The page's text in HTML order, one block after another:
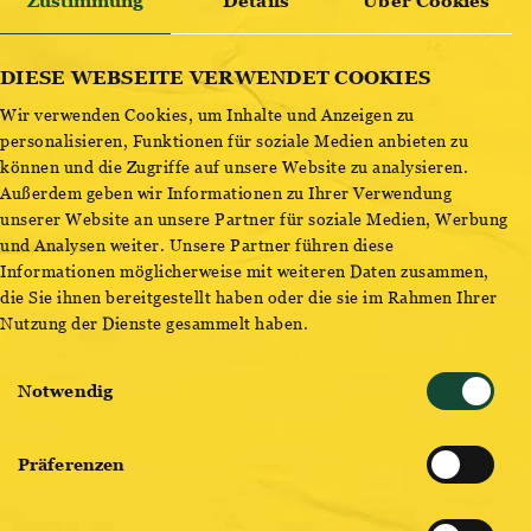
Wer kämpft sich so stark durch Hopfen und Malz? Es ist unser
unsere besten Kunden, drehen sie Jahr für Jahr gerne Extra-
Runden. Gebraut mit Liebe, Kreativität und klarer Orangen-
Note, ist das diesjährige Wiener Kindl Witbier der perfekte
Weihnachtsbote. Einfach war dieses Jahr für keinen, doch wir
sind stets für Sie auf unseren Beinen. So senden wir auch
dieses Jahr, eine besondere Bierspezialität, einfach
wunderbar.
DIESE WEBSEITE VERWENDET COOKIES
Wir verwenden Cookies, um Inhalte und Anzeigen zu
personalisieren, Funktionen für soziale Medien anbieten zu
können und die Zugriffe auf unsere Website zu analysieren.
Außerdem geben wir Informationen zu Ihrer Verwendung
unserer Website an unsere Partner für soziale Medien, Werbung
und Analysen weiter. Unsere Partner führen diese
Informationen möglicherweise mit weiteren Daten zusammen,
die Sie ihnen bereitgestellt haben oder die sie im Rahmen Ihrer
Nutzung der Dienste gesammelt haben.
Notwendig
Präferenzen